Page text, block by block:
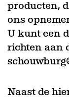
producten,
ons
U kunt een
richten aan
Naast de